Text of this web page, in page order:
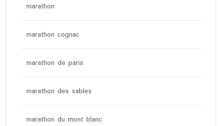
marathon
marathon cognac
marathon de paris
marathon des sables
marathon du mont blanc